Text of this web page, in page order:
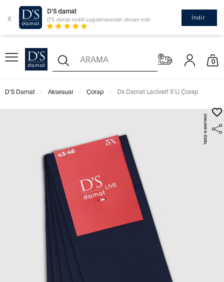
x
D'S damat
D'S damat mobil uygulamasından devam edin İndir
0
D'S Damat Aksesuar Çorap Ds Damat Lacivert 5'Li Çorap